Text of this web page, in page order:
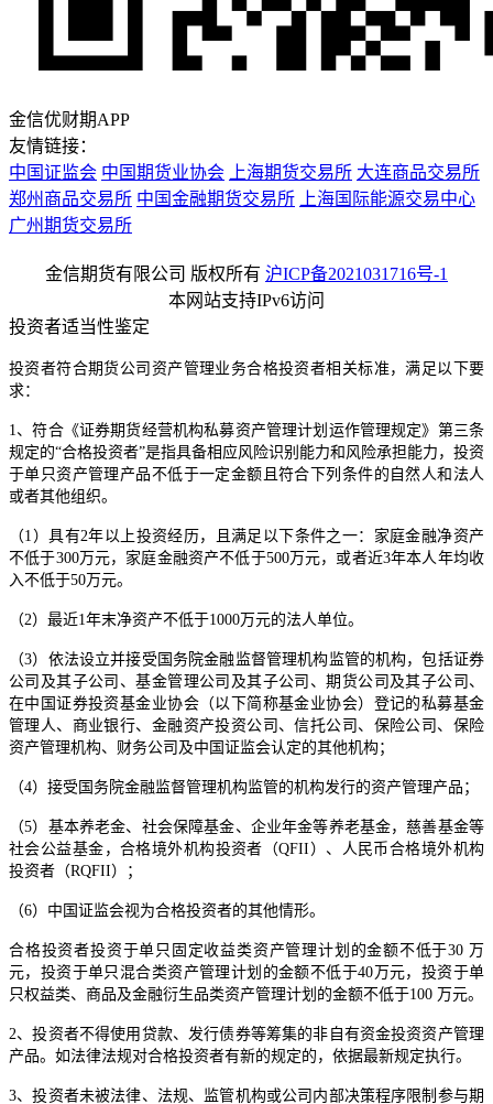
金信优财期APP
友情链接：
中国证监会 中国期货业协会 上海期货交易所 大连商品交易所
郑州商品交易所 中国金融期货交易所
上海国际能源交易中心
广州期货交易所
金信期货有限公司 版权所有 沪ICP备2021031716号-1
本网站支持IPv6访问
投资者适当性鉴定
投资者符合期货公司资产管理业务合格投资者相关标准，满足以下要
求：
1、符合《证券期货经营机构私募资产管理计划运作管理规定》第三条
规定的“合格投资者”是指具备相应风险识别能力和风险承担能力，投资
于单只资产管理产品不低于一定金额且符合下列条件的自然人和法人
或者其他组织。
（1）具有2年以上投资经历，且满足以下条件之一：家庭金融净资产
不低于300万元，家庭金融资产不低于500万元，或者近3年本人年均收
入不低于50万元。
（2）最近1年末净资产不低于1000万元的法人单位。
（3）依法设立并接受国务院金融监督管理机构监管的机构，包括证券
公司及其子公司、基金管理公司及其子公司、期货公司及其子公司、
在中国证券投资基金业协会（以下简称基金业协会）登记的私募基金
管理人、商业银行、金融资产投资公司、信托公司、保险公司、保险
资产管理机构、财务公司及中国证监会认定的其他机构；
（4）接受国务院金融监督管理机构监管的机构发行的资产管理产品；
（5）基本养老金、社会保障基金、企业年金等养老基金，慈善基金等
社会公益基金，合格境外机构投资者（QFII）、人民币合格境外机构
投资者（RQFII）；
（6）中国证监会视为合格投资者的其他情形。
合格投资者投资于单只固定收益类资产管理计划的金额不低于30 万
元，投资于单只混合类资产管理计划的金额不低于40万元，投资于单
只权益类、商品及金融衍生品类资产管理计划的金额不低于100 万元。
2、投资者不得使用贷款、发行债券等筹集的非自有资金投资资产管理
产品。如法律法规对合格投资者有新的规定的，依据最新规定执行。
3、投资者未被法律、法规、监管机构或公司内部决策程序限制参与期